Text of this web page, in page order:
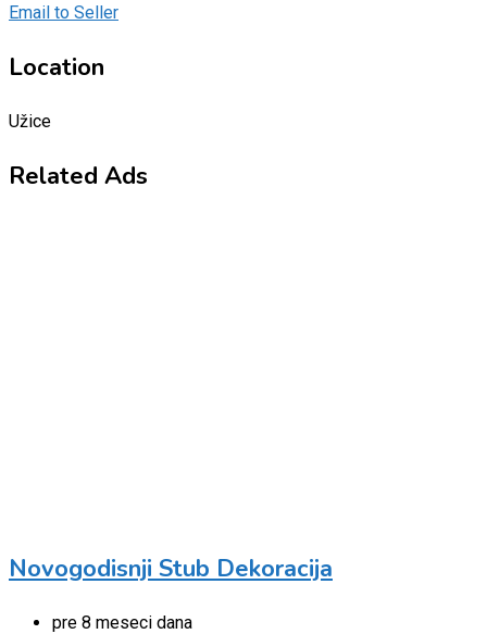
Email to Seller
Location
Užice
Related Ads
Novogodisnji Stub Dekoracija
pre 8 meseci dana